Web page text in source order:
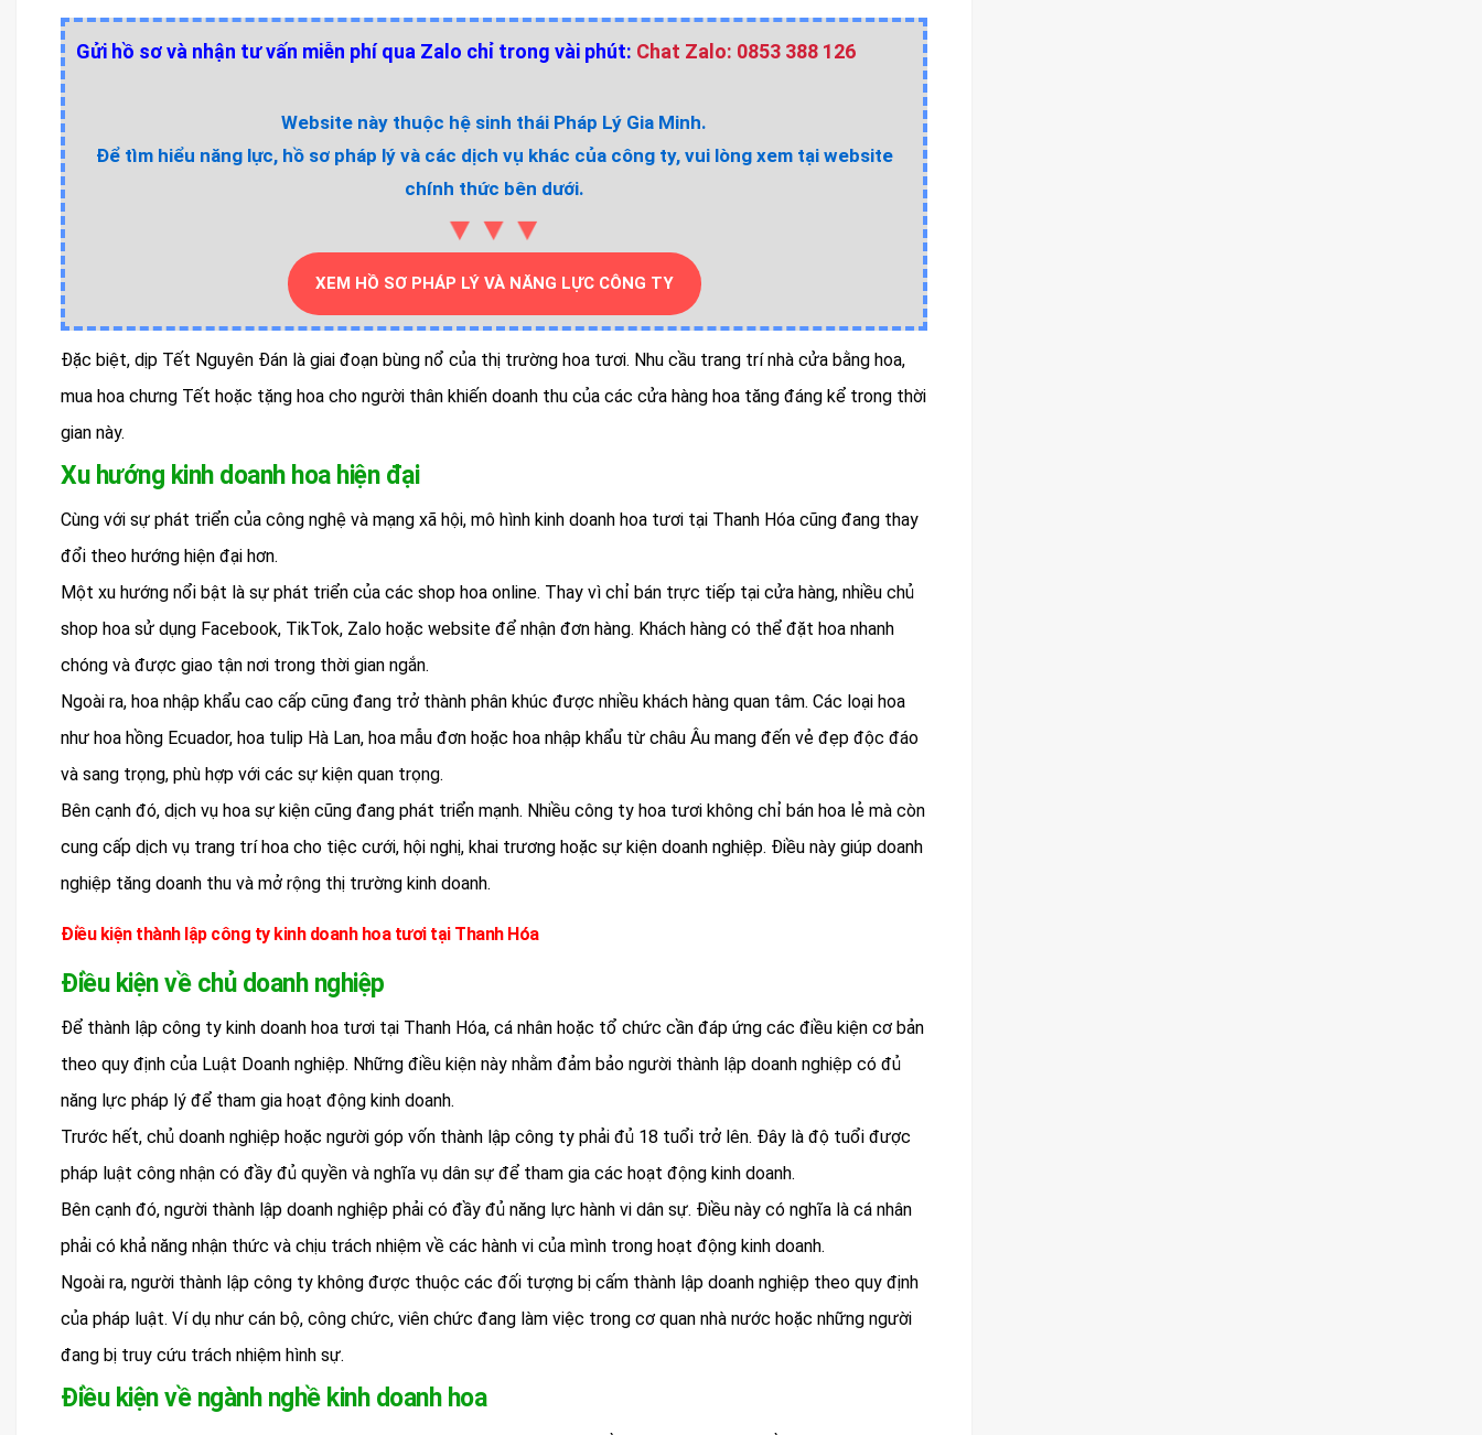
Gửi hồ sơ và nhận tư vấn miễn phí qua Zalo chỉ trong vài phút: Chat Zalo: 0853 388 126
Website này thuộc hệ sinh thái Pháp Lý Gia Minh.
Để tìm hiểu năng lực, hồ sơ pháp lý và các dịch vụ khác của công ty, vui lòng xem tại website
chính thức bên dưới.
▼▼▼
XEM HỒ SƠ PHÁP LÝ VÀ NĂNG LỰC CÔNG TY
Đặc biệt, dịp Tết Nguyên Đán là giai đoạn bùng nổ của thị trường hoa tươi. Nhu cầu trang trí nhà cửa bằng hoa,
mua hoa chưng Tết hoặc tặng hoa cho người thân khiến doanh thu của các cửa hàng hoa tăng đáng kể trong thời
gian này.
Xu hướng kinh doanh hoa hiện đại
Cùng với sự phát triển của công nghệ và mạng xã hội, mô hình kinh doanh hoa tươi tại Thanh Hóa cũng đang thay
đổi theo hướng hiện đại hơn.
Một xu hướng nổi bật là sự phát triển của các shop hoa online. Thay vì chỉ bán trực tiếp tại cửa hàng, nhiều chủ
shop hoa sử dụng Facebook, TikTok, Zalo hoặc website để nhận đơn hàng. Khách hàng có thể đặt hoa nhanh
chóng và được giao tận nơi trong thời gian ngắn.
Ngoài ra, hoa nhập khẩu cao cấp cũng đang trở thành phân khúc được nhiều khách hàng quan tâm. Các loại hoa
như hoa hồng Ecuador, hoa tulip Hà Lan, hoa mẫu đơn hoặc hoa nhập khẩu từ châu Âu mang đến vẻ đẹp độc đáo
và sang trọng, phù hợp với các sự kiện quan trọng.
Bên cạnh đó, dịch vụ hoa sự kiện cũng đang phát triển mạnh. Nhiều công ty hoa tươi không chỉ bán hoa lẻ mà còn
cung cấp dịch vụ trang trí hoa cho tiệc cưới, hội nghị, khai trương hoặc sự kiện doanh nghiệp. Điều này giúp doanh
nghiệp tăng doanh thu và mở rộng thị trường kinh doanh.
Điều kiện thành lập công ty kinh doanh hoa tươi tại Thanh Hóa
Điều kiện về chủ doanh nghiệp
Để thành lập công ty kinh doanh hoa tươi tại Thanh Hóa, cá nhân hoặc tổ chức cần đáp ứng các điều kiện cơ bản
theo quy định của Luật Doanh nghiệp. Những điều kiện này nhằm đảm bảo người thành lập doanh nghiệp có đủ
năng lực pháp lý để tham gia hoạt động kinh doanh.
Trước hết, chủ doanh nghiệp hoặc người góp vốn thành lập công ty phải đủ 18 tuổi trở lên. Đây là độ tuổi được
pháp luật công nhận có đầy đủ quyền và nghĩa vụ dân sự để tham gia các hoạt động kinh doanh.
Bên cạnh đó, người thành lập doanh nghiệp phải có đầy đủ năng lực hành vi dân sự. Điều này có nghĩa là cá nhân
phải có khả năng nhận thức và chịu trách nhiệm về các hành vi của mình trong hoạt động kinh doanh.
Ngoài ra, người thành lập công ty không được thuộc các đối tượng bị cấm thành lập doanh nghiệp theo quy định
của pháp luật. Ví dụ như cán bộ, công chức, viên chức đang làm việc trong cơ quan nhà nước hoặc những người
đang bị truy cứu trách nhiệm hình sự.
Điều kiện về ngành nghề kinh doanh hoa